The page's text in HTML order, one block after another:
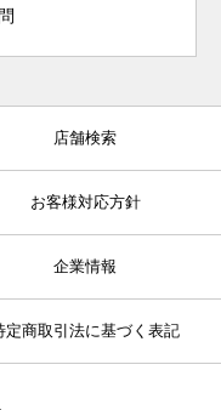
店舗検索
お客様対応方針
企業情報
定商取引法に基づく表記